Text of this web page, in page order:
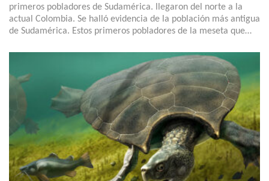
primeros pobladores de Sudamérica. llegaron del norte a la
actual Colombia. Se halló evidencia de la población más antigua
de Sudamérica. Estos primeros pobladores de la meseta que…